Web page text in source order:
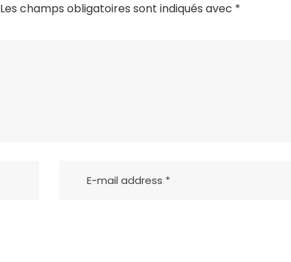
Les champs obligatoires sont indiqués avec *